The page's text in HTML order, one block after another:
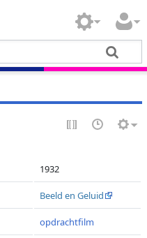
1932
Beeld en Geluid
opdrachtfilm